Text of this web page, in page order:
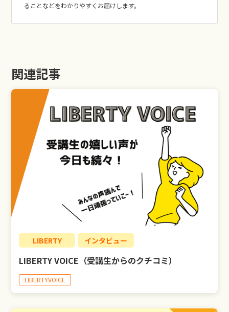
ることなどをわかりやすくお届けします。
関連記事
LIBERTY インタビュー
LIBERTY VOICE（受講生からのクチコミ）
LIBERTYVOICE